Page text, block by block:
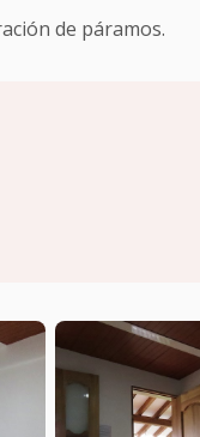
de páramos.